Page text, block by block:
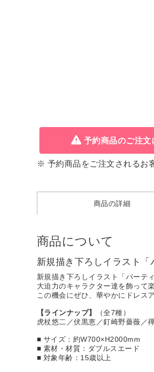
予約商品のご注文
※ 予約商品をご注文されるお
商品の詳細
商品について
新規描き下ろしイラスト「
新規描き下ろしイラスト「パーテ
大迫力のキャラクター達を飾って
この機会にぜひ、華やかにドレス
【ラインナップ】
（全7種）
虎杖悠二／伏黒恵／釘崎野薔薇／
■ サイズ：約W700×H2000mm
■ 素材・材質：ダブルスエード
■ 対象年齢：15歳以上